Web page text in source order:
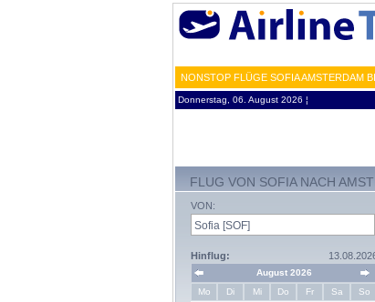
NONSTOP FLÜGE SOFIA AMSTERDAM
Donnerstag, 06. August 2026 ¦
FLUG VON SOFIA NACH
VON:
Hinflug:
August 2026
Mo
Di Mi Do Fr Sa So